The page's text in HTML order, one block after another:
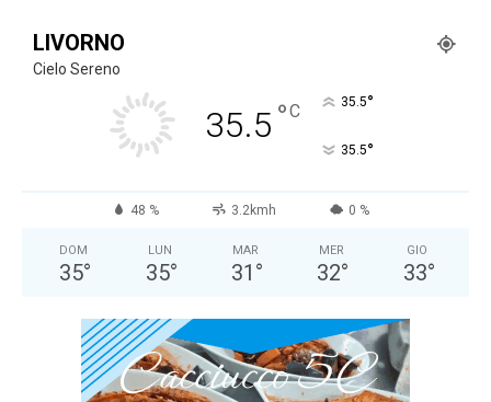
LIVORNO
Cielo Sereno
35.5 °C 35.5°
35.5°
48 % 3.2kmh 0 %
DOM
35°
LUN
35°
MAR
31 °
MER
32°
GIO
33°